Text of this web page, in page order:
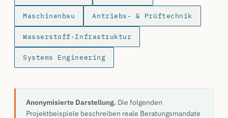
Maschinenbau Antriebs- & Prüftechnik
Wasserstoff-Infrastruktur
Systems Engineering
Anonymisierte Darstellung. Die folgenden
Projektbeispiele beschreiben reale Beratungsmandate